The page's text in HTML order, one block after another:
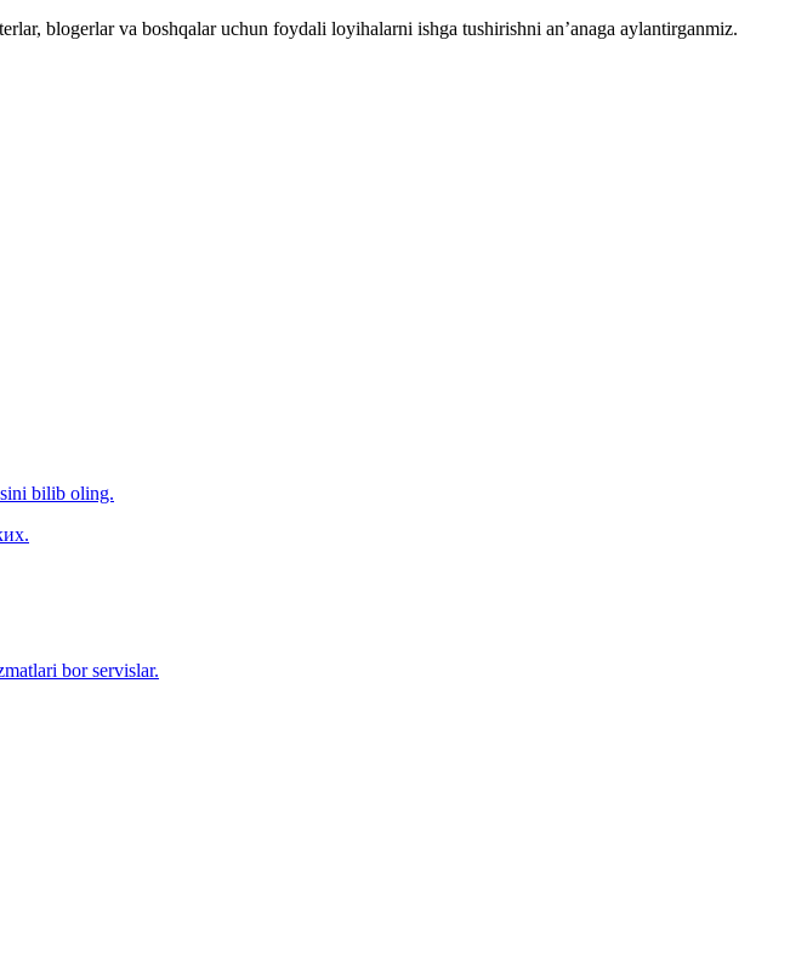
blogerlar va boshqalar uchun foydali loyihalarni ishga tushirishni an’anaga aylantirganmiz.
bilib oling.
bor servislar.